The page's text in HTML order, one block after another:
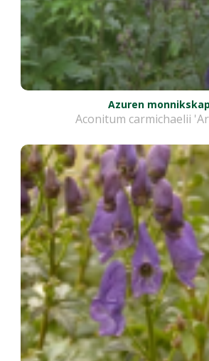
Azuren monnikskap
Aconitum carmichaelii